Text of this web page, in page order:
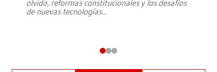
olvido, reformas constitucionales y los desafíos
de nuevas tecnologías...